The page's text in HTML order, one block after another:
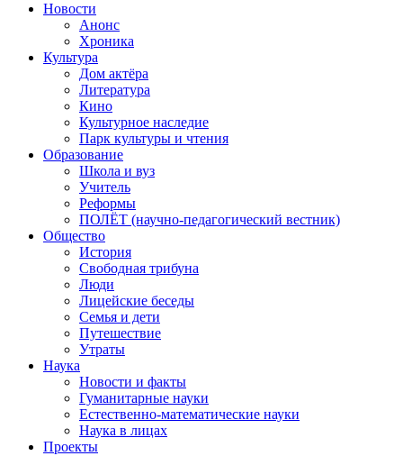
Новости
Анонс
Хроника
Культура
Дом актёра
Литература
Кино
Культурное наследие
Парк культуры и чтения
Образование
Школа и вуз
Учитель
Реформы
ПОЛЁТ (научно-педагогический вестник)
Общество
История
Свободная трибуна
Люди
Лицейские беседы
Семья и дети
Путешествие
Утраты
Наука
Новости и факты
Гуманитарные науки
Естественно-математические науки
Наука в лицах
Проекты